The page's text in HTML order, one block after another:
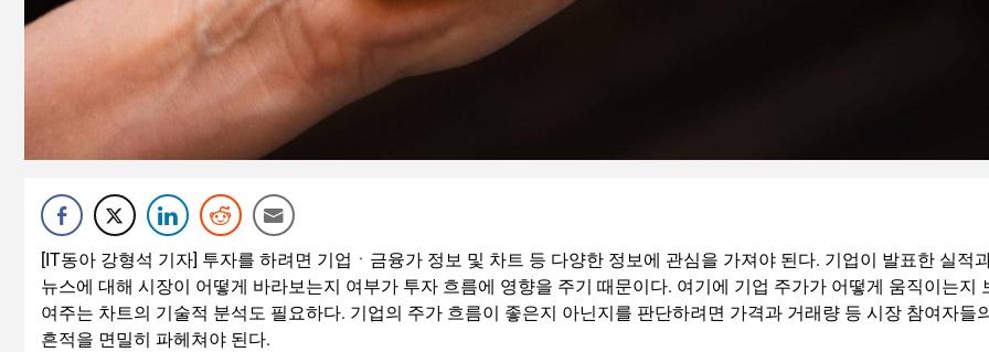
[IT동아 강형석 기자] 투자를 하려면 기업ㆍ금융가 정보 및 차트 등 다양한 정보에 관심을 가져야 된다. 기업이 발표한 실적
뉴스에 대해 시장이 어떻게 바라보는지 여부가 투자 흐름에 영향을 주기 때문이다. 여기에 기업 주가가 어떻게 움직이는지
여주는 차트의 기술적 분석도 필요하다. 기업의 주가 흐름이 좋은지 아닌지를 판단하려면 가격과 거래량 등 시장 참여자들
흔적을 면밀히 파헤쳐야 된다.